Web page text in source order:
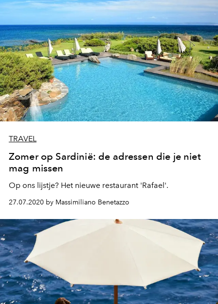
TRAVEL
Zomer op Sardinië: de adressen die je niet
mag missen
Op ons lijstje? Het nieuwe restaurant 'Rafael'.
27.07.2020 by Massimiliano Benetazzo